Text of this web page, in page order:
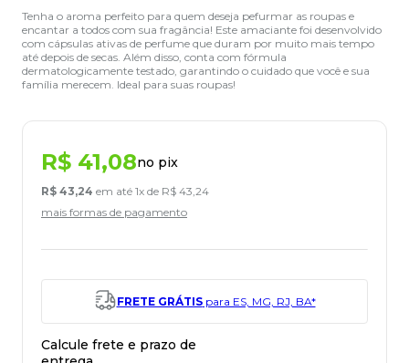
Tenha o aroma perfeito para quem deseja pefurmar as roupas e
encantar a todos com sua fragância! Este amaciante foi desenvolvido
com cápsulas ativas de perfume que duram por muito mais tempo
até depois de secas. Além disso, conta com fórmula
dermatologicamente testado, garantindo o cuidado que você e sua
família merecem. Ideal para suas roupas!
R$ 41,08no pix
R$ 43,24 em até 1x de R$ 43,24
mais formas de pagamento
FRETE GRÁTISpara ES, MG, RJ, BA*